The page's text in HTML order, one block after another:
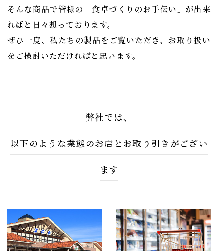
そんな商品で皆様の「食卓づくりのお手伝い」が出来
ればと日々想っております。
ぜひ一度、私たちの製品をご覧いただき、お取り扱い
をご検討いただければと思います。
弊社では、
​​​​​​​以下のような業態のお店とお取り引きがござい
ます